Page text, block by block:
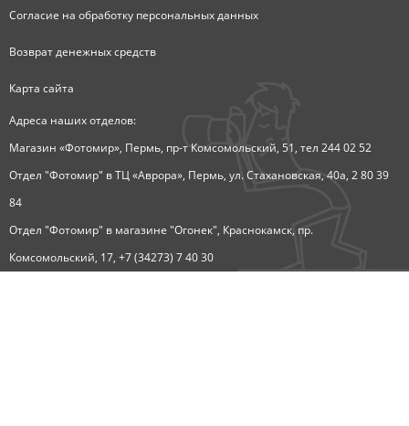
Согласие на обработку персональных данных
Возврат денежных средств
Карта сайта
Адреса наших отделов:
Магазин «Фотомир», Пермь, пр-т Комсомольский, 51, тел 244 02 52
Отдел "Фотомир" в ТЦ «Аврора», Пермь, ул. Стахановская, 40а, 2 80 39
84
Отдел "Фотомир" в магазине "Огонек", Краснокамск, пр.
Комсомольский, 17, +7 (34273) 7 40 30